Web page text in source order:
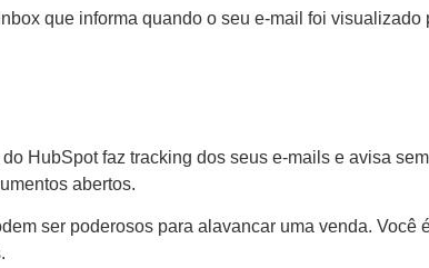
que informa quando o seu e-mail foi
HubSpot faz tracking dos seus e-mails e avisa
abertos.
ser poderosos para alavancar uma venda.